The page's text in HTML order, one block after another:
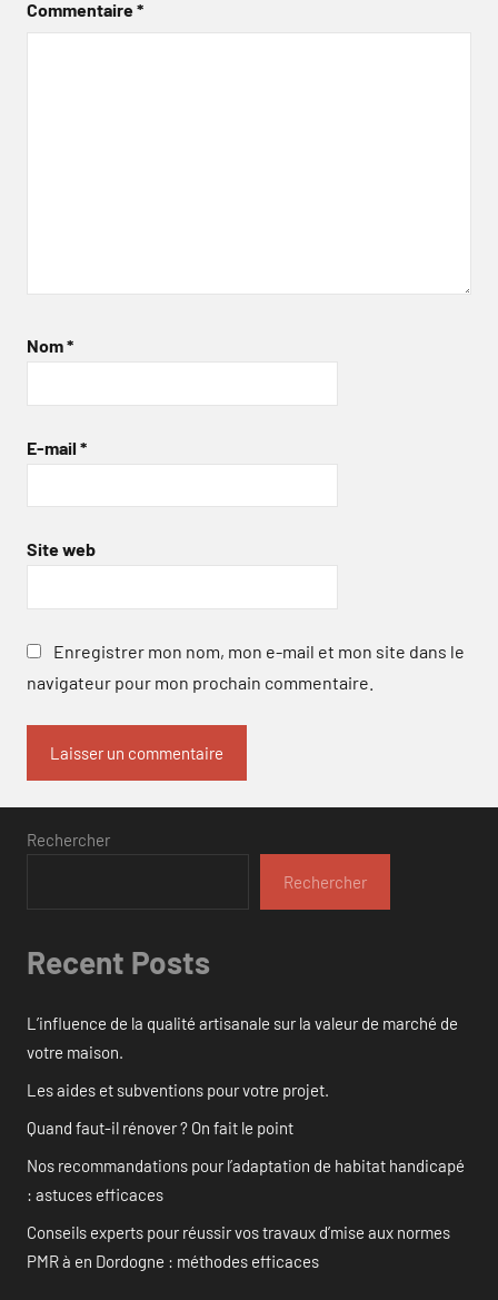
Commentaire*
Nom*
E-mail *
Site web
Enregistrer mon nom, mon e-mail et mon site dans le
navigateur pour mon prochain commentaire.
Rechercher
Rechercher
Recent Posts
L’influence de la qualité artisanale sur la valeur de marché de
votre maison.
Les aides et subventions pour votre projet.
Quand faut-il rénover ? On fait le point
Nos recommandations pour l’adaptation de habitat handicapé
: astuces efficaces
Conseils experts pour réussir vos travaux d’mise aux normes
PMR à en Dordogne : méthodes efficaces